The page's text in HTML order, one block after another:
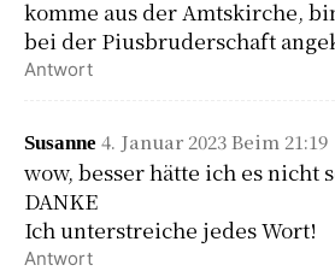
komme aus der Amtskirche,
bei der Piusbruderschaft
Antwort
Susanne 4. Januar 2023 Beim 21:19
wow, besser hätte ich es nicht
DANKE
Ich unterstreiche jedes Wort!
Antwort